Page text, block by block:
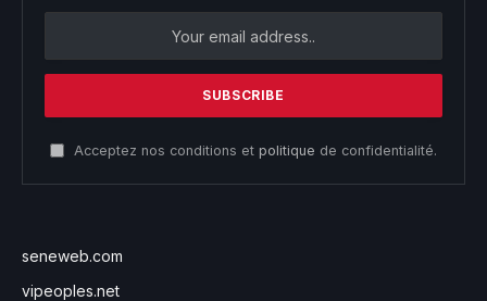
Acceptez nos conditions et politique de confidentialité.
seneweb.com
vipeoples.net